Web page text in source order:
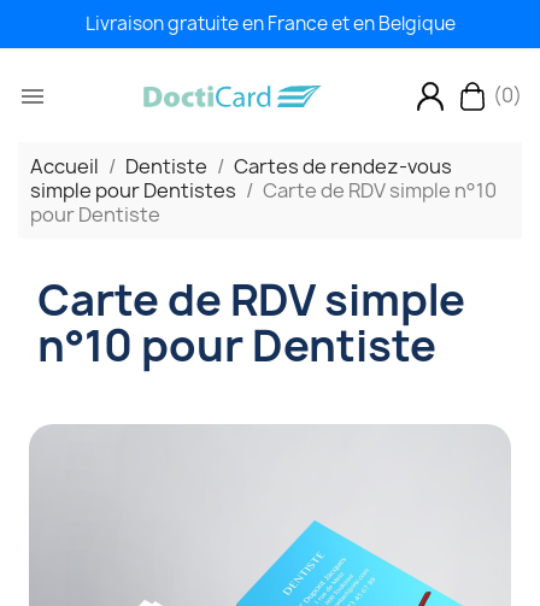
Livraison gratuite en France et en Belgique
 (0)
Accueil Dentiste
Cartes de rendez-vous
simple pour Dentistes
Carte de RDV simple n°10
pour Dentiste
Carte de RDV simple
n°10 pour Dentiste